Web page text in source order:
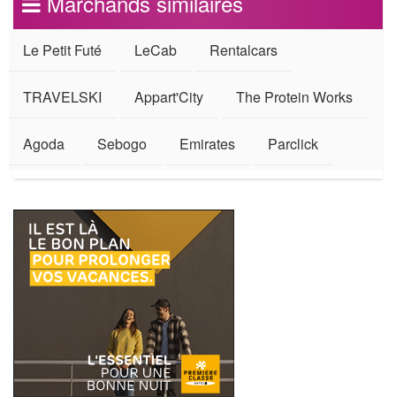
Le Petit Futé LeCab Rentalcars
TRAVELSKI Appart'City The Protein Works
Agoda Sebogo Emirates Parclick